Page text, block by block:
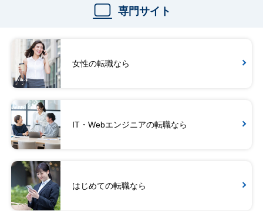
専門サイト
女性の転職なら
IT・Webエンジニアの転職なら
はじめての転職なら